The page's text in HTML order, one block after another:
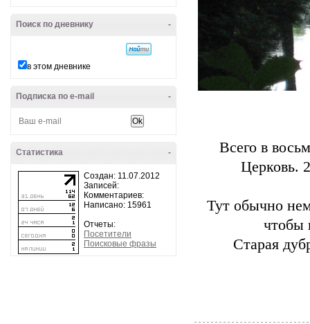
-
Поиск по дневнику
в этом дневнике
-
Подписка по e-mail
-
Статистика
Создан: 11.07.2012
Записей:
Комментариев:
Написано: 15961
Отчеты:
Посетители
Поисковые фразы
Всего в
Церковь.
Тут обычно
чтобы
Старая